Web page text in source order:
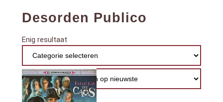
Desorden Publico
Enig resultaat